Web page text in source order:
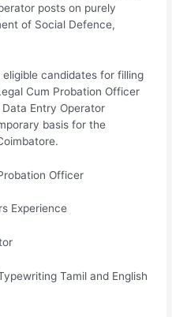
posts on purely
of Social Defence,
candidates for filling
Cum Probation Officer
Entry Operator
basis for the
Officer
Experience
Tamil and English